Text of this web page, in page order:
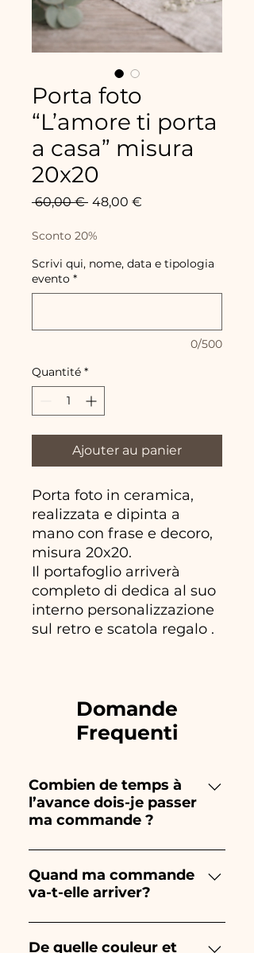
Porta foto
“L’amore ti porta
a casa” misura
20x20
60,00 € Prix
48,00 €
Sconto 20%
Scrivi qui, nome, data e tipologia
evento *
0/500
Quantité *
Ajouter au panier
Porta foto in ceramica,
realizzata e dipinta a
mano con frase e decoro,
misura 20x20.
Il portafoglio arriverà
completo di dedica al suo
interno personalizzazione
sul retro e scatola regalo .
Domande
Frequenti
Combien de temps à
l’avance dois-je passer
ma commande ?
Ceramiche Ania crée et peint
entièrement à la main, donc
leur création prend beaucoup
quantité, nous vous
Quand ma commande
va-t-elle arriver?
La réception de la commande
est garantie 10/15 jours avant
De quelle couleur et